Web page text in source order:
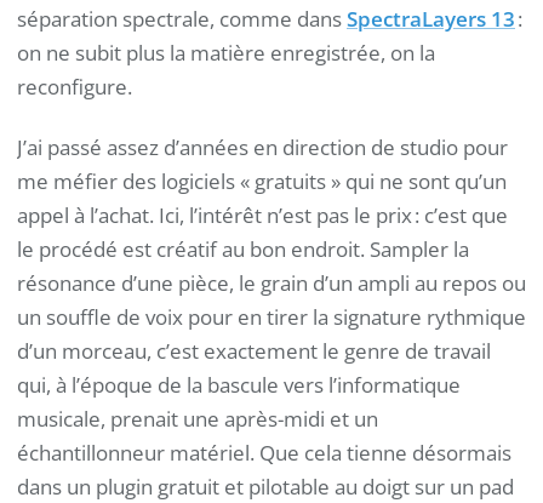
séparation spectrale, comme dansSpectraLayers 13:
on ne subit plus la matière enregistrée, on la
reconfigure.
J’ai passé assez d’années en direction de studio pour
me méfier des logiciels « gratuits » qui ne sont qu’un
appel à l’achat. Ici, l’intérêt n’est pas le prix : c’est que
le procédé est créatif au bon endroit. Sampler la
résonance d’une pièce, le grain d’un ampli au repos ou
un souffle de voix pour en tirer la signature rythmique
d’un morceau, c’est exactement le genre de travail
qui, à l’époque de la bascule vers l’informatique
musicale, prenait une après-midi et un
échantillonneur matériel. Que cela tienne désormais
dans un plugin gratuit et pilotable au doigt sur un pad